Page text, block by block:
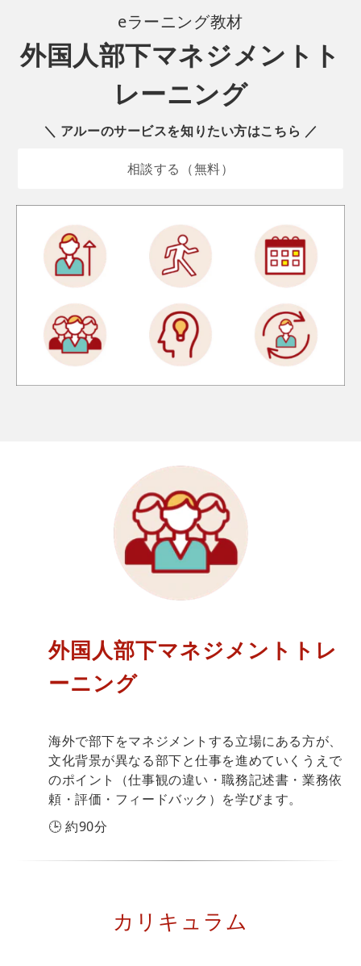
eラーニング教材
外国人部下マネジメントト
レーニング
＼ アルーのサービスを知りたい方はこちら ／
相談する（無料）
外国人部下マネジメントトレ
ーニング
海外で部下をマネジメントする立場にある方が、
文化背景が異なる部下と仕事を進めていくうえで
のポイント（仕事観の違い・職務記述書・業務依
頼・評価・フィードバック）を学びます。
🕒 約90分
カリキュラム